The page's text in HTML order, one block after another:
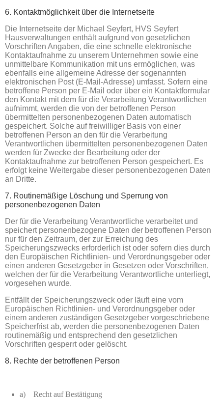
6. Kontaktmöglichkeit über die Internetseite
Die Internetseite der Michael Seyfert, HVS Seyfert
Hausverwaltungen enthält aufgrund von gesetzlichen
Vorschriften Angaben, die eine schnelle elektronische
Kontaktaufnahme zu unserem Unternehmen sowie eine
unmittelbare Kommunikation mit uns ermöglichen, was
ebenfalls eine allgemeine Adresse der sogenannten
elektronischen Post (E-Mail-Adresse) umfasst. Sofern eine
betroffene Person per E-Mail oder über ein Kontaktformular
den Kontakt mit dem für die Verarbeitung Verantwortlichen
aufnimmt, werden die von der betroffenen Person
übermittelten personenbezogenen Daten automatisch
gespeichert. Solche auf freiwilliger Basis von einer
betroffenen Person an den für die Verarbeitung
Verantwortlichen übermittelten personenbezogenen Daten
werden für Zwecke der Bearbeitung oder der
Kontaktaufnahme zur betroffenen Person gespeichert. Es
erfolgt keine Weitergabe dieser personenbezogenen Daten
an Dritte.
7. Routinemäßige Löschung und Sperrung von
personenbezogenen Daten
Der für die Verarbeitung Verantwortliche verarbeitet und
speichert personenbezogene Daten der betroffenen Person
nur für den Zeitraum, der zur Erreichung des
Speicherungszwecks erforderlich ist oder sofern dies durch
den Europäischen Richtlinien- und Verordnungsgeber oder
einen anderen Gesetzgeber in Gesetzen oder Vorschriften,
welchen der für die Verarbeitung Verantwortliche unterliegt,
vorgesehen wurde.
Entfällt der Speicherungszweck oder läuft eine vom
Europäischen Richtlinien- und Verordnungsgeber oder
einem anderen zuständigen Gesetzgeber vorgeschriebene
Speicherfrist ab, werden die personenbezogenen Daten
routinemäßig und entsprechend den gesetzlichen
Vorschriften gesperrt oder gelöscht.
8. Rechte der betroffenen Person
a) Recht auf Bestätigung